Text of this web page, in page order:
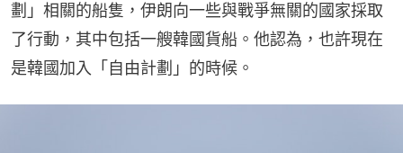
劃」相關的船隻，伊朗向一些與戰爭無關的國家採取
了行動，其中包括一艘韓國貨船。他認為，也許現在
是韓國加入「自由計劃」的時候。